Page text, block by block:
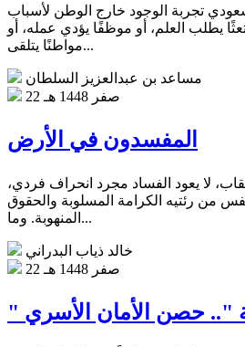
تجربة الوجود خارج الوطن لأسباب
يطلب العلم، أو موظفًا يؤدي عمله، أو
مواطنًا يتلقى...
مساعد بن عبدالعزيز السلطان
22 صفر 1448 هـ
المفسدون في الأرض
لا يعود الفساد مجرد انحراف فردي،
من رئتيه الكرامة المسلوبة والحقوق
المنهوبة. وما...
خالد ذياب البدراني
22 صفر 1448 هـ
".. حصن الأمان الأسري